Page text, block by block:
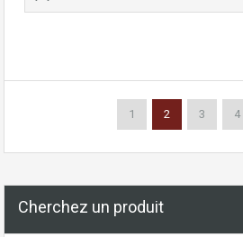
1 2 3 4
Cherchez un produit